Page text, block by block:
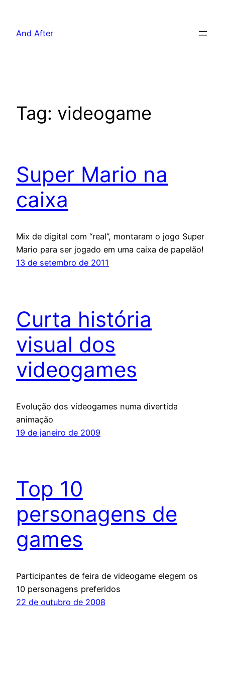
And After
Tag: videogame
Super Mario na
caixa
Mix de digital com “real”, montaram o jogo Super
Mario para ser jogado em uma caixa de papelão!
13 de setembro de 2011
Curta história
visual dos
videogames
Evolução dos videogames numa divertida
animação
19 de janeiro de 2009
Top 10
personagens de
games
Participantes de feira de videogame elegem os
10 personagens preferidos
22 de outubro de 2008